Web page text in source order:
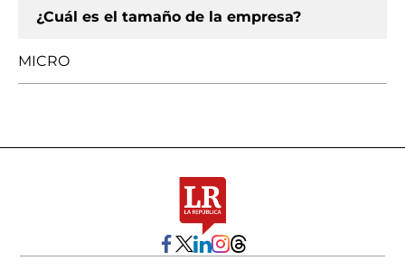
¿Cuál es el tamaño de la empresa?
MICRO